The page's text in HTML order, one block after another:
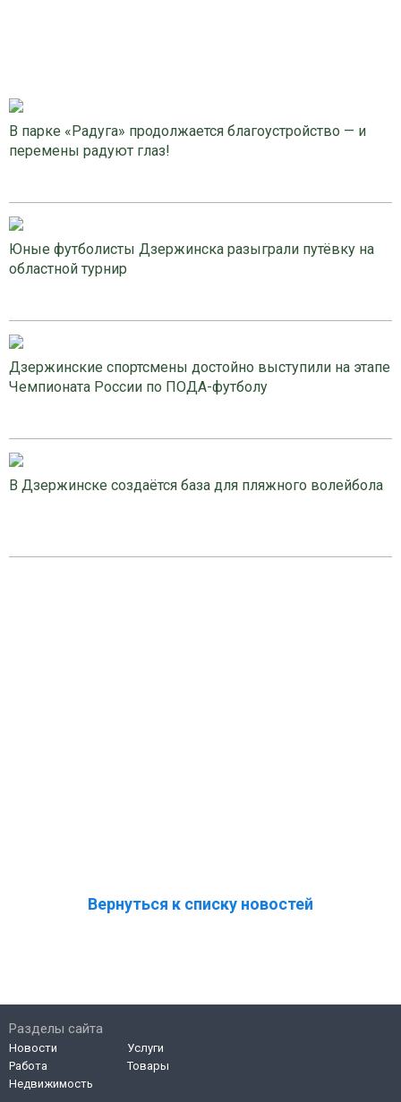
В парке «Радуга» продолжается благоустройство — и
перемены радуют глаз!
Юные футболисты Дзержинска разыграли путёвку на
областной турнир
Дзержинские спортсмены достойно выступили на этапе
Чемпионата России по ПОДА-футболу
В Дзержинске создаётся база для пляжного волейбола
Вернуться к списку новостей
Разделы сайта
Новости
Работа
Недвижимость
Услуги
Товары